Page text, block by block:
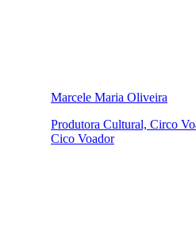
Marcele Maria Oliveira
Produtora Cultural, Circo
Cico Voador